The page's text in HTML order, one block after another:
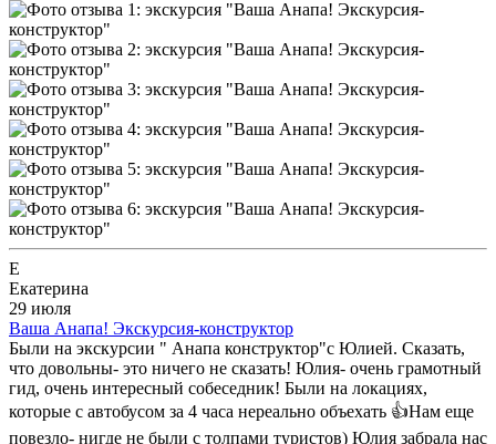
Е
Екатерина
29 июля
Ваша Анапа! Экскурсия-конструктор
Были на экскурсии " Анапа конструктор"с Юлией. Сказать,
что довольны- это ничего не сказать! Юлия- очень грамотный
гид, очень интересный собеседник! Были на локациях,
которые с автобусом за 4 часа нереально объехать 👍Нам еще
повезло- нигде не были с толпами туристов) Юлия забрала нас